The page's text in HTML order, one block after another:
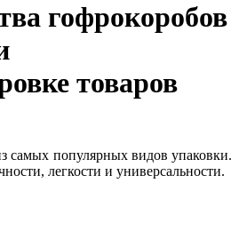
гофрокоробов
товаров
самых популярных видов упаковки.
легкости и универсальности.